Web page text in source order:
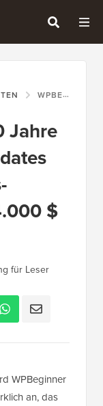
WPBEGINNER WIRD 10 JAHRE ALT – RÜCKBLICKE, UPDATES UND EINE WORDPRESS-VERLOSUNG (ÜBER 124.000 $ IN PREISEN)
Jahre
$
für Leser
WPBeginner
an, das